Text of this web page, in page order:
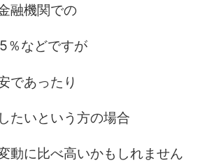
融機関での
％などですが
であったり
たいという方の場合
動に比べ高いかもしれません